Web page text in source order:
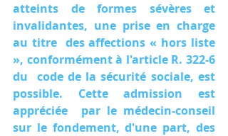
atteints de formes sévères et
invalidantes, une prise en charge
au titre  des affections « hors liste
», conformément à l'article R. 322-6
du  code de la sécurité sociale, est
possible. Cette admission est
appréciée  par le médecin-conseil
sur le fondement, d'une part, des